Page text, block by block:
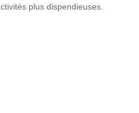
plus dispendieuses.